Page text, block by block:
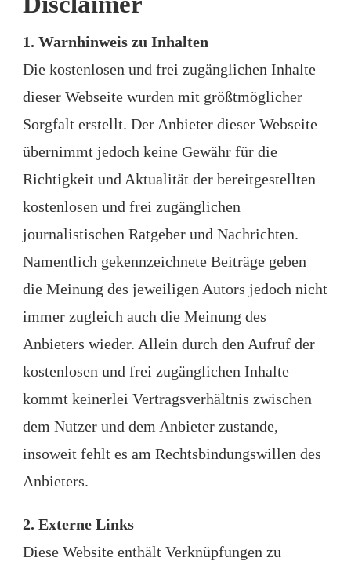
1. Warnhinweis zu Inhalten
Die kostenlosen und frei zugänglichen Inhalte
dieser Webseite wurden mit größtmöglicher
Sorgfalt erstellt. Der Anbieter dieser Webseite
übernimmt jedoch keine Gewähr für die
Richtigkeit und Aktualität der bereitgestellten
kostenlosen und frei zugänglichen
journalistischen Ratgeber und Nachrichten.
Namentlich gekennzeichnete Beiträge geben
die Meinung des jeweiligen Autors jedoch nicht
immer zugleich auch die Meinung des
Anbieters wieder. Allein durch den Aufruf der
kostenlosen und frei zugänglichen Inhalte
kommt keinerlei Vertragsverhältnis zwischen
dem Nutzer und dem Anbieter zustande,
insoweit fehlt es am Rechtsbindungswillen des
Anbieters.
2. Externe Links
Diese Website enthält Verknüpfungen zu